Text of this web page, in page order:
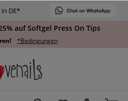
DE*
auf Softgel Press On Tips
*Bedingungen